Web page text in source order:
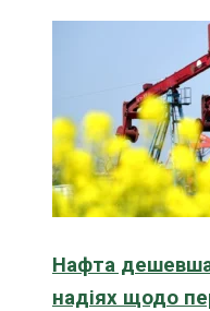
Нафта
надіях щодо